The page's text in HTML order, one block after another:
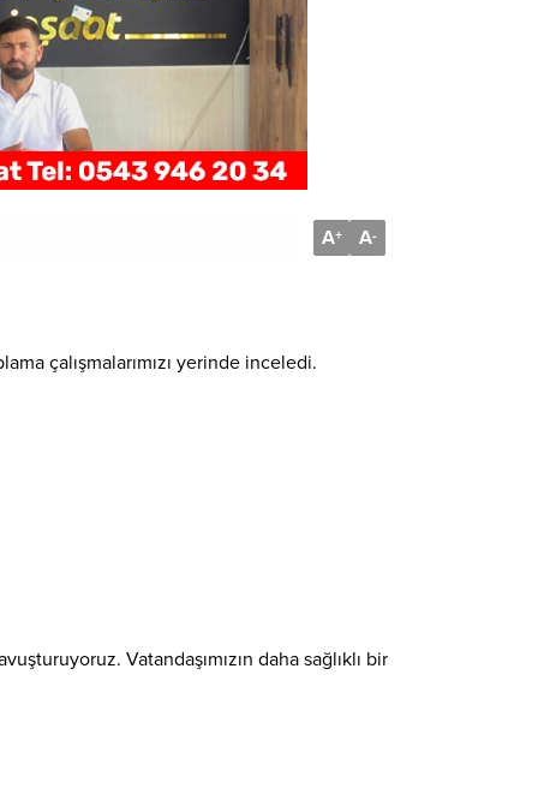
A+ A-
çalışmalarımızı yerinde inceledi.
Vatandaşımızın daha sağlıklı bir